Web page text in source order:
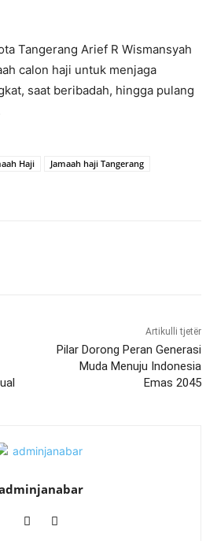
Tangerang Arief R Wismansyah
calon haji untuk menjaga
saat beribadah, hingga pulang
Haji
Jamaah haji Tangerang
Artikulli tjetër
Pilar Dorong Peran Generasi
Muda Menuju Indonesia
Emas 2045